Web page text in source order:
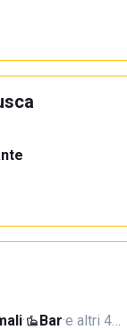
· Bar·e altri 4…